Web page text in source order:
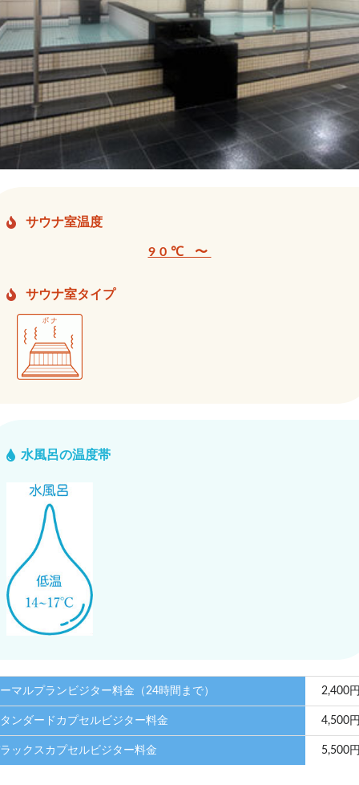
サウナ室温度
90℃ 〜
サウナ室タイプ
水風呂の温度帯
マルプランビジター料金（24時間まで） 2,400
ンダードカプセルビジター料金 4,500
ックスカプセルビジター料金 5,500